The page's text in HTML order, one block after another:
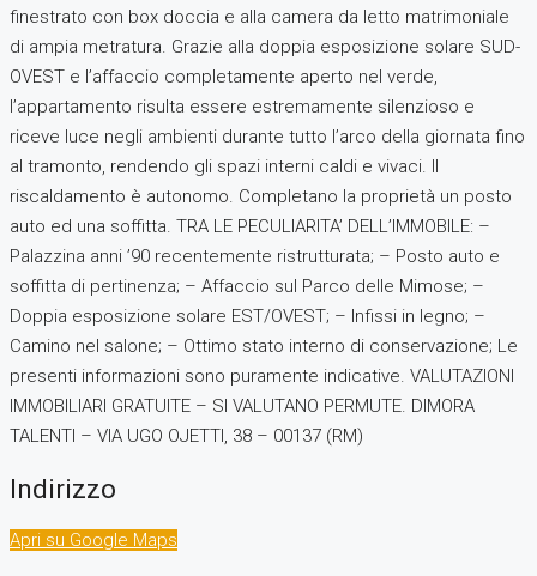
finestrato con box doccia e alla camera da letto matrimoniale
di ampia metratura. Grazie alla doppia esposizione solare SUD-
OVEST e l’affaccio completamente aperto nel verde,
l’appartamento risulta essere estremamente silenzioso e
riceve luce negli ambienti durante tutto l’arco della giornata fino
al tramonto, rendendo gli spazi interni caldi e vivaci. Il
riscaldamento è autonomo. Completano la proprietà un posto
auto ed una soffitta. TRA LE PECULIARITA’ DELL’IMMOBILE: –
Palazzina anni ’90 recentemente ristrutturata; – Posto auto e
soffitta di pertinenza; – Affaccio sul Parco delle Mimose; –
Doppia esposizione solare EST/OVEST; – Infissi in legno; –
Camino nel salone; – Ottimo stato interno di conservazione; Le
presenti informazioni sono puramente indicative. VALUTAZIONI
IMMOBILIARI GRATUITE – SI VALUTANO PERMUTE. DIMORA
TALENTI – VIA UGO OJETTI, 38 – 00137 (RM)
Indirizzo
Apri su Google Maps